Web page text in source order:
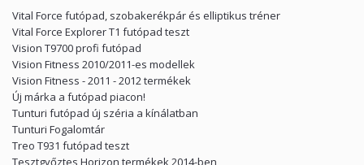
Vital Force futópad, szobakerékpár és elliptikus tréner
Vital Force Explorer T1 futópad teszt
Vision T9700 profi futópad
Vision Fitness 2010/2011-es modellek
Vision Fitness - 2011 - 2012 termékek
Új márka a futópad piacon!
Tunturi futópad új széria a kínálatban
Tunturi Fogalomtár
Treo T931 futópad teszt
Tesztgyőztes Horizon termékek 2014-ben